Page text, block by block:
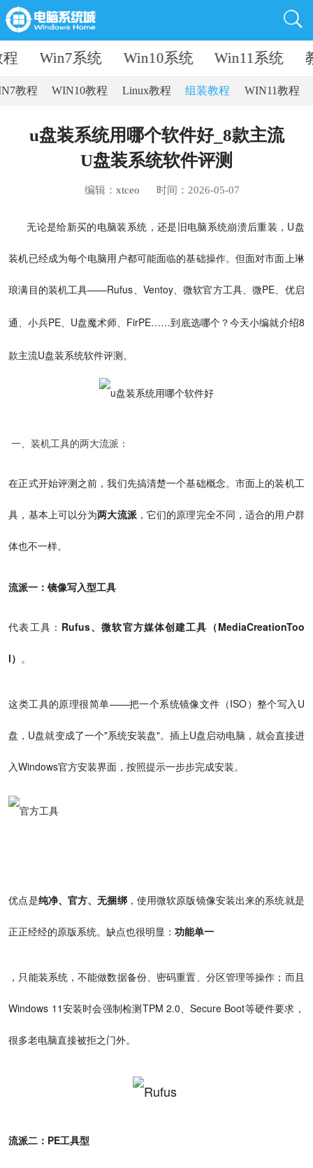
Win7系统 Win10系统 Win11系统
教程 WIN10教程 Linux教程 组装教程 WIN11教程
u盘装系统用哪个软件好_8款主流
U盘装系统软件评测
编辑：xtceo 时间：2026-05-07
无论是给新买的电脑装系统，还是旧电脑系统崩溃后重装，U盘
装机已经成为每个电脑用户都可能面临的基础操作。但面对市面上琳
琅满目的装机工具——Rufus、Ventoy、微软官方工具、微PE、优启
通、小兵PE、U盘魔术师、FirPE……到底选哪个？今天小编就介绍8
款主流U盘装系统软件评测。
一、装机工具的两大流派：
在正式开始评测之前，我们先搞清楚一个基础概念。市面上的装机工
具，基本上可以分为两大流派，它们的原理完全不同，适合的用户群
体也不一样。
流派一：镜像写入型工具
代表工具： Rufus、微软官方媒体创建工具（MediaCreationToo
l） 。
这类工具的原理很简单——把一个系统镜像文件（ISO）整个写入U
盘，U盘就变成了一个"系统安装盘"。插上U盘启动电脑，就会直接进
入Windows官方安装界面，按照提示一步步完成安装。
优点是纯净、官方、无捆绑，使用微软原版镜像安装出来的系统就是
正正经经的原版系统。缺点也很明显：功能单一
，只能装系统，不能做数据备份、密码重置、分区管理等操作；而且
Windows 11安装时会强制检测TPM 2.0、Secure Boot等硬件要求，
很多老电脑直接被拒之门外。
流派二：PE工具型